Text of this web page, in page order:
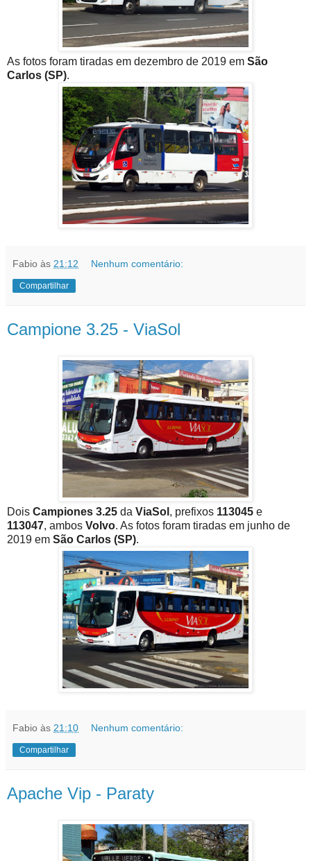
As fotos foram tiradas em dezembro de 2019 em São
Carlos (SP).
Fabio às 21:12 Nenhum comentário:
Compartilhar
Campione 3.25 - ViaSol
Dois Campiones 3.25 da ViaSol , prefixos 113045 e
113047, ambos Volvo. As fotos foram tiradas em junho de
2019 em São Carlos (SP).
Fabio às 21:10 Nenhum comentário:
Compartilhar
Apache Vip - Paraty